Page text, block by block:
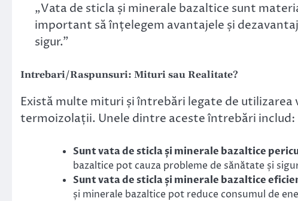
„Vata de sticla și minerale bazaltice sunt
important să înțelegem avantajele și
sigur.”
Intrebari/Raspunsuri: Mituri sau Realitate?
Există multe mituri și întrebări legate de utilizarea
termoizolații. Unele dintre aceste întrebări includ:
Sunt vata de sticla și minerale bazaltice
bazaltice pot cauza probleme de sănătate și
Sunt vata de sticla și minerale bazaltice
și minerale bazaltice pot reduce consumul de